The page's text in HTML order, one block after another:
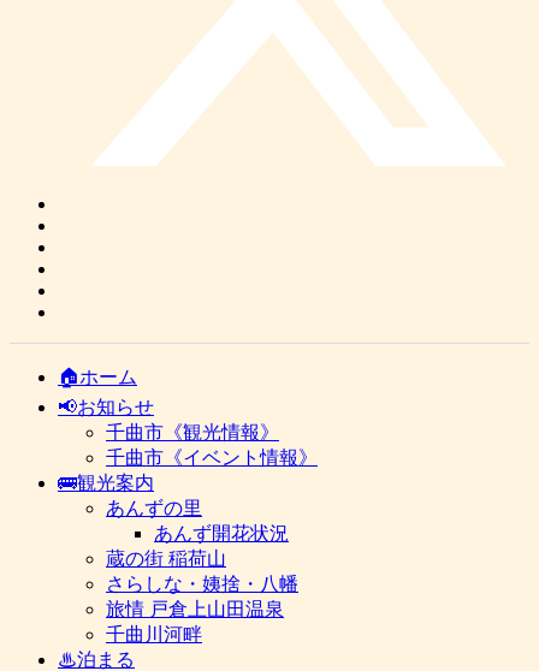
🏠ホーム
📢お知らせ
千曲市《観光情報》
千曲市《イベント情報》
🚌観光案内
あんずの里
あんず開花状況
蔵の街 稲荷山
さらしな・姨捨・八幡
旅情 戸倉上山田温泉
千曲川河畔
♨泊まる